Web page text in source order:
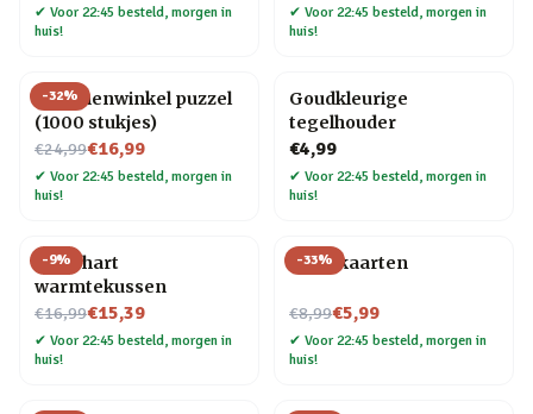
✔ Voor 22:45 besteld, morgen in
huis!
✔ Voor 22:45 besteld, morgen in
huis!
-32%
Bloemenwinkel puzzel
(1000 stukjes)
€24,99
Nu voor€16,99
✔ Voor 22:45 besteld, morgen in
huis!
Goudkleurige
tegelhouder
€4,99
✔ Voor 22:45 besteld, morgen in
huis!
-9%
Rood hart
warmtekussen
€16,99
Nu voor€15,39
✔ Voor 22:45 besteld, morgen in
huis!
-33%
Tarotkaarten
€8,99
Nu voor€5,99
✔ Voor 22:45 besteld, morgen in
huis!